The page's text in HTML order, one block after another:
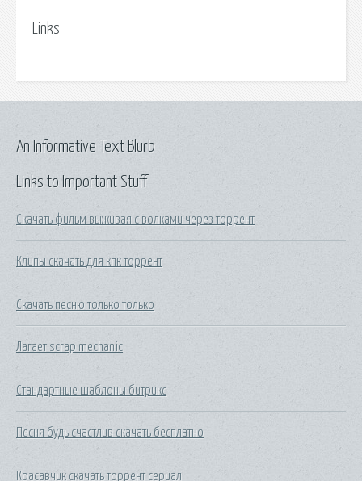
Links
Links to Important Stuff
Скачать фильм выживая с волками через торрент
Клипы скачать для кпк торрент
Скачать песню только только
Лагает scrap mechanic
Стандартные шаблоны битрикс
Песня будь счастлив скачать бесплатно
Красавчик скачать торрент сериал
An Informative Text Blurb